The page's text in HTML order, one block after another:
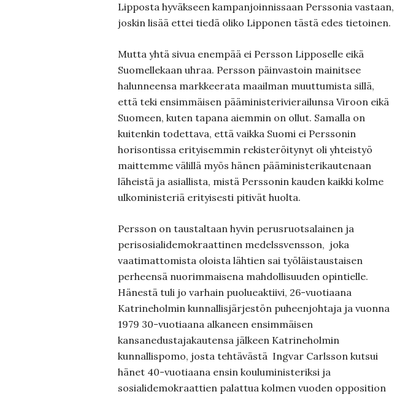
Lipposta hyväkseen kampanjoinnissaan Perssonia vastaan,
joskin lisää ettei tiedä oliko Lipponen tästä edes tietoinen.
Mutta yhtä sivua enempää ei Persson Lipposelle eikä
Suomellekaan uhraa. Persson päinvastoin mainitsee
halunneensa markkeerata maailman muuttumista sillä,
että teki ensimmäisen pääministerivierailunsa Viroon eikä
Suomeen, kuten tapana aiemmin on ollut. Samalla on
kuitenkin todettava, että vaikka Suomi ei Perssonin
horisontissa erityisemmin rekisteröitynyt oli yhteistyö
maittemme välillä myös hänen pääministerikautenaan
läheistä ja asiallista, mistä Perssonin kauden kaikki kolme
ulkoministeriä erityisesti pitivät huolta.
Persson on taustaltaan hyvin perusruotsalainen ja
perisosialidemokraattinen medelssvensson, joka
vaatimattomista oloista lähtien sai työläistaustaisen
perheensä nuorimmaisena mahdollisuuden opintielle.
Hänestä tuli jo varhain puolueaktiivi, 26-vuotiaana
Katrineholmin kunnallisjärjestön puheenjohtaja ja vuonna
1979 30-vuotiaana alkaneen ensimmäisen
kansanedustajakautensa jälkeen Katrineholmin
kunnallispomo, josta tehtävästä Ingvar Carlsson kutsui
hänet 40-vuotiaana ensin kouluministeriksi ja
sosialidemokraattien palattua kolmen vuoden opposition